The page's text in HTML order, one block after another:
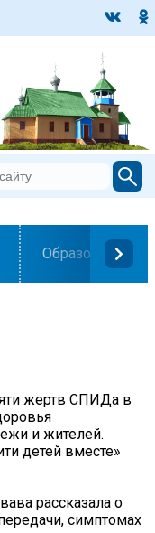
Образование
жертв СПИДа в
и жителей.
детей вместе»
рассказала о
симптомах